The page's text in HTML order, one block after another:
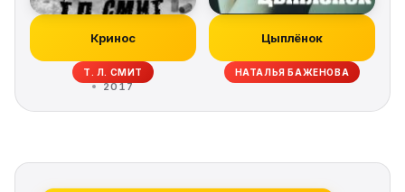
Кринос
Т. Л. СМИТ
2017
Цыплёнок
НАТАЛЬЯ БАЖЕНОВА